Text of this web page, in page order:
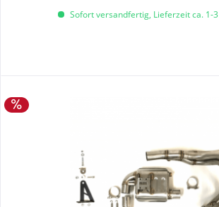
Sofort versandfertig, Lieferzeit ca. 1-